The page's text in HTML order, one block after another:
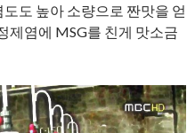
도 높아 소량으로 짠맛을 얻
제염에 MSG를 친게 맛소금